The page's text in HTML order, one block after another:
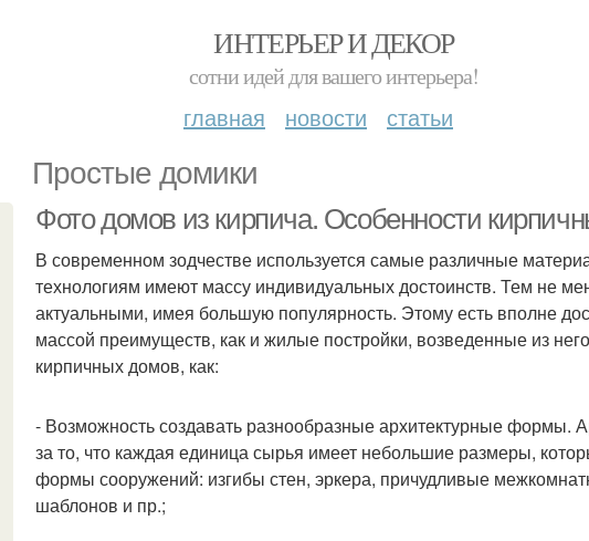
ИНТЕРЬЕР И ДЕКОР
сотни идей для вашего интерьера!
главная новости статьи
Простые домики
Фото домов из кирпича. Особенности
В современном зодчестве используется самые различные
технологиям имеют массу индивидуальных достоинств. Тем не
актуальными, имея большую популярность. Этому есть вполне
массой преимуществ, как и жилые постройки, возведенные из
кирпичных домов, как:
- Возможность создавать разнообразные архитектурные формы.
за то, что каждая единица сырья имеет небольшие размеры,
формы сооружений: изгибы стен, эркера, причудливые
шаблонов и пр.;